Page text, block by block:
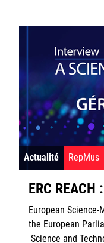
Actualité RepMus
ERC
European
the European
Science and